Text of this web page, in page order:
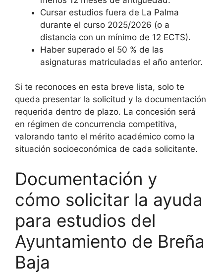
Cursar estudios fuera de La Palma
durante el curso 2025/2026 (o a
distancia con un mínimo de 12 ECTS).
Haber superado el 50 % de las
asignaturas matriculadas el año anterior.
Si te reconoces en esta breve lista, solo te
queda presentar la solicitud y la documentación
requerida dentro de plazo. La concesión será
en régimen de concurrencia competitiva,
valorando tanto el mérito académico como la
situación socioeconómica de cada solicitante.
Documentación y
cómo solicitar la ayuda
para estudios del
Ayuntamiento de Breña
Baja